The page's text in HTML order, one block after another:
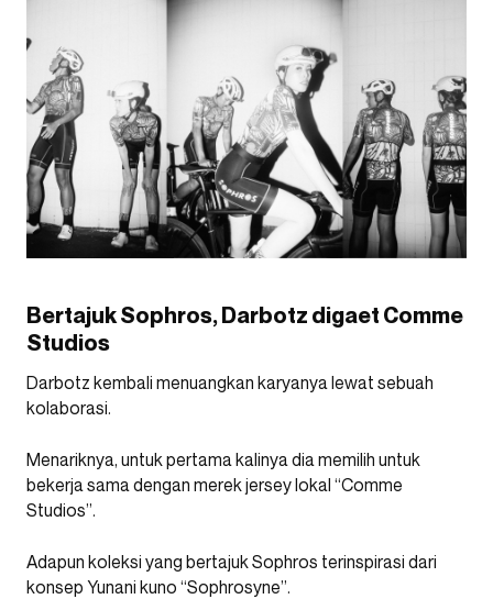
Bertajuk Sophros, Darbotz digaet Comme
Studios
Darbotz kembali menuangkan karyanya lewat sebuah
kolaborasi.
Menariknya, untuk pertama kalinya dia memilih untuk
bekerja sama dengan merek jersey lokal “Comme
Studios”.
Adapun koleksi yang bertajuk Sophros terinspirasi dari
konsep Yunani kuno “Sophrosyne”.